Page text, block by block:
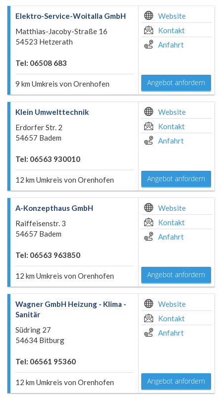
Elektro-Service-Woitalla GmbH
Matthias-Jacoby-Straße 16
54523 Hetzerath
Tel: 06508 683
9 km Umkreis von Orenhofen
Website
Kontakt
Anfahrt
Angebot anfordern
Klein Umwelttechnik
Erdorfer Str. 2
54657 Badem
Tel: 06563 930010
12 km Umkreis von Orenhofen
Website
Kontakt
Anfahrt
Angebot anfordern
A-Konzepthaus GmbH
Raiffeisenstr. 3
54657 Badem
Tel: 06563 963850
12 km Umkreis von Orenhofen
Website
Kontakt
Anfahrt
Angebot anfordern
Wagner GmbH Heizung - Klima -
Sanitär
Südring 27
54634 Bitburg
Tel: 06561 95360
12 km Umkreis von Orenhofen
Website
Kontakt
Anfahrt
Angebot anfordern